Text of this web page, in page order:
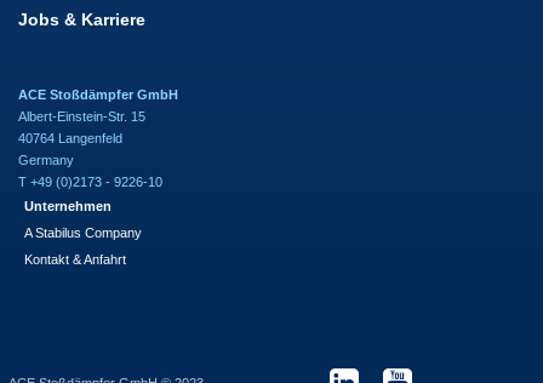
Jobs & Karriere
ACE Stoßdämpfer GmbH
Albert-Einstein-Str. 15
40764 Langenfeld
Germany
T +49 (0)2173 - 9226-10
Unternehmen
A Stabilus Company
Kontakt & Anfahrt